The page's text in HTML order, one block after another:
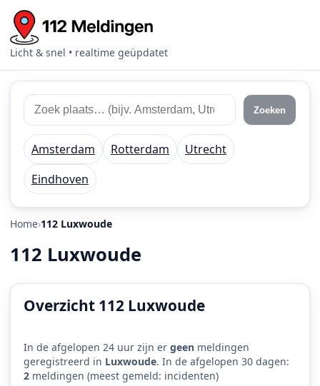
Licht & snel • realtime geüpdatet
Zoek
112
meldingen
Zoek
plaats
of
regio
Zoeken
Amsterdam Rotterdam
Utrecht
Eindhoven
Home 112 Luxwoude
112 Luxwoude
Overzicht 112 Luxwoude
In de afgelopen 24 uur zijn er geen meldingen
geregistreerd in Luxwoude. In de afgelopen 30 dagen:
2 meldingen (meest gemeld: incidenten)